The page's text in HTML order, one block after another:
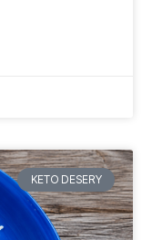
KETO DESERY